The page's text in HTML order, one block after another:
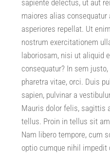
sapiente delectus, ut aut
maiores alias
asperiores repellat. Ut
nostrum exercitationem
laboriosam, nisi ut aliquid
consequatur? In sem justo,
pharetra vitae, orci. Duis
sapien, pulvinar a
Mauris dolor felis, sagittis
tellus. Proin in tellus sit
Nam libero tempore,cum
optio cumque nihil impedit